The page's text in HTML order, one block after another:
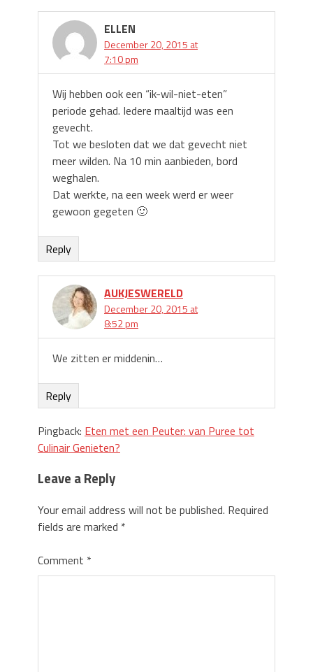
ELLEN
December 20, 2015 at
7:10 pm
Wij hebben ook een “ik-wil-niet-eten”
periode gehad. Iedere maaltijd was een
gevecht.
Tot we besloten dat we dat gevecht niet
meer wilden. Na 10 min aanbieden, bord
weghalen.
Dat werkte, na een week werd er weer
gewoon gegeten 🙂
Reply
AUKJESWERELD
December 20, 2015 at
8:52 pm
We zitten er middenin…
Reply
Pingback: Eten met een Peuter: van Puree tot
Culinair Genieten?
Leave a Reply
Your email address will not be published. Required
fields are marked *
Comment *